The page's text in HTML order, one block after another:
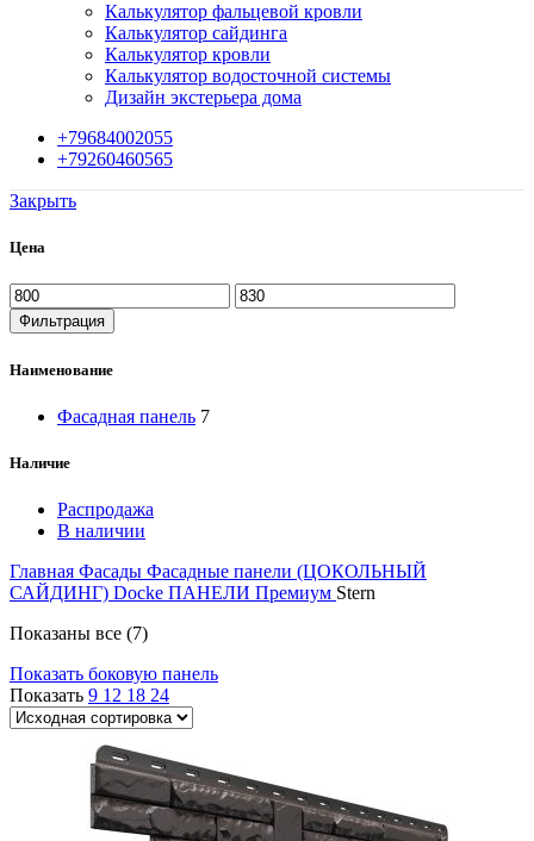
Калькулятор фальцевой кровли
Калькулятор сайдинга
Калькулятор кровли
Калькулятор водосточной системы
Дизайн экстерьера дома
+79684002055
+79260460565
Закрыть
Цена
Фильтрация
Наименование
Фасадная панель 7
Наличие
Распродажа
В наличии
Главная Фасады Фасадные панели (ЦОКОЛЬНЫЙ
САЙДИНГ) Docke ПАНЕЛИ Премиум Stern
Показаны все (7)
Показать боковую панель
Показать 9 12 18 24